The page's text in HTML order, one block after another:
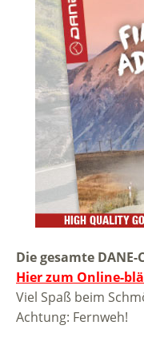
Die gesamte
Hier zum Online-
Viel Spaß beim
Achtung: Fernweh!